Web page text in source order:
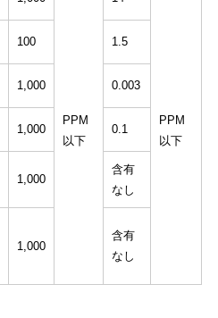
PPM
以下
PPM
以下
100 1.5
1,000 0.003
1,000 0.1
1,000
含有
なし
1,000
含有
なし